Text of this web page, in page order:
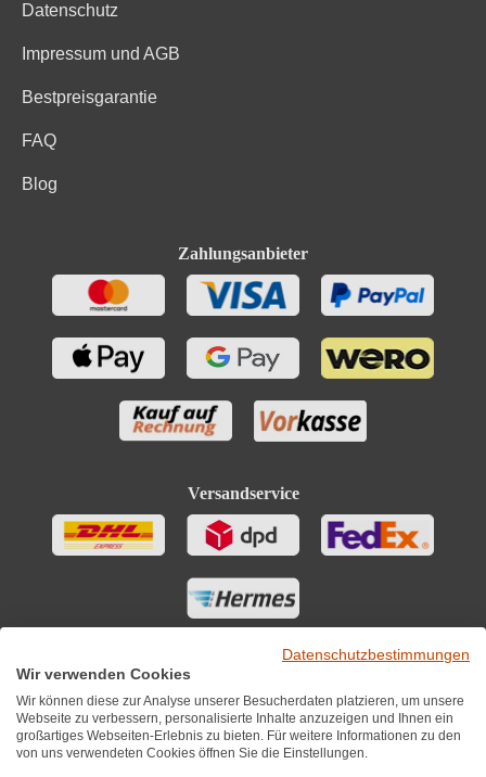
Datenschutz
Impressum und AGB
Bestpreisgarantie
FAQ
Blog
Zahlungsanbieter
Versandservice
Datenschutzbestimmungen
Wir verwenden Cookies
Wir können diese zur Analyse unserer Besucherdaten platzieren, um unsere
Webseite zu verbessern, personalisierte Inhalte anzuzeigen und Ihnen ein
großartiges Webseiten-Erlebnis zu bieten. Für weitere Informationen zu den
von uns verwendeten Cookies öffnen Sie die Einstellungen.